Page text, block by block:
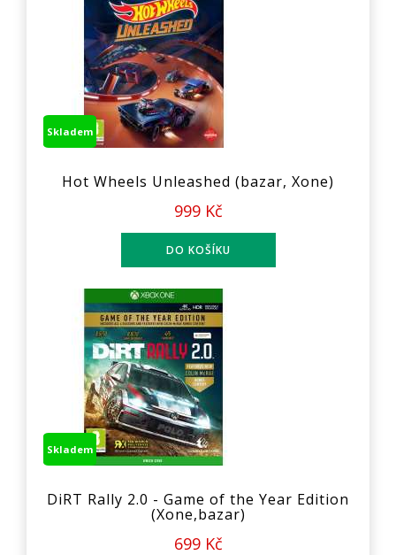
Skladem
Hot Wheels Unleashed (bazar, Xone)
999 Kč
Skladem
DiRT Rally 2.0 - Game of the Year Edition
(Xone,bazar)
699 Kč